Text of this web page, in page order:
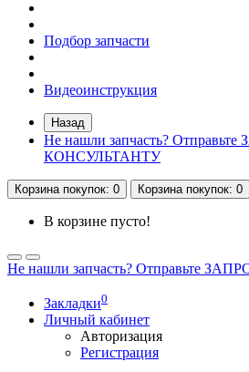
Подбор запчасти
Видеоинструкция
Назад
Не нашли запчасть?
КОНСУЛЬТАНТУ
Корзинапокупок: 0 Корзинапокупок: 0
В корзине пусто!
Не нашли запчасть? Отправьте
Закладки0
Личный кабинет
Авторизация
Регистрация